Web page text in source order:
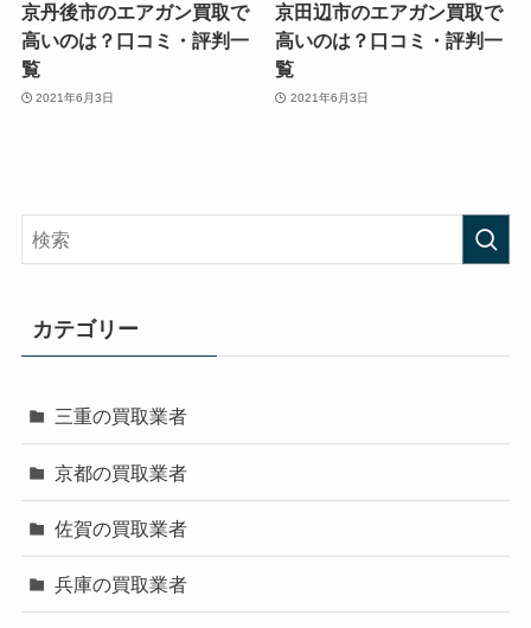
京丹後市のエアガン買取で
高いのは？口コミ・評判一
覧
2021年6月3日
京田辺市のエアガン買取で
高いのは？口コミ・評判一
覧
2021年6月3日
カテゴリー
三重の買取業者
京都の買取業者
佐賀の買取業者
兵庫の買取業者